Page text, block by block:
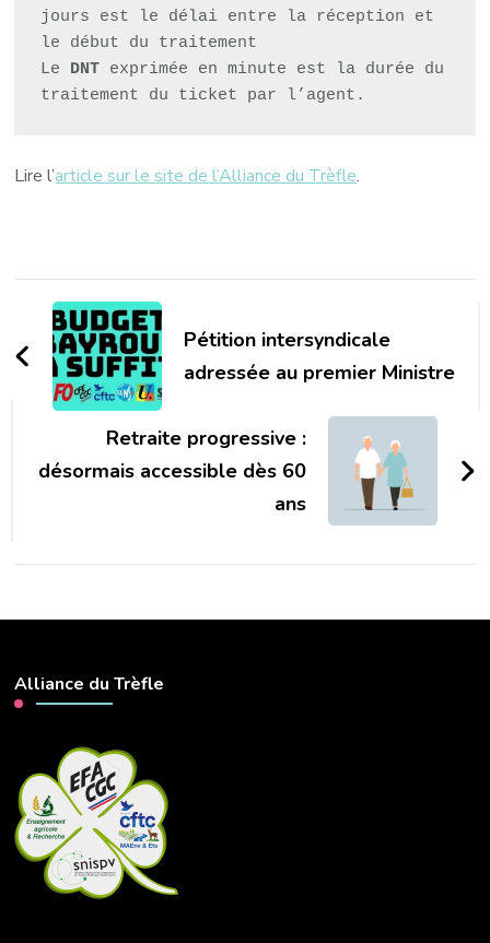
jours est le délai entre la réception et
le début du traitement
Le DNT exprimée en minute est la durée du
traitement du ticket par l’agent.
Lire l’article sur le site de l’Alliance du Trèfle.
Navigation
d'article
Pétition intersyndicale
adressée au premier Ministre
Retraite progressive :
désormais accessible dès 60
ans
Alliance du Trèfle